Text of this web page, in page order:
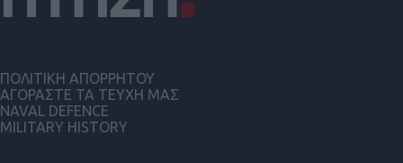
ΠΟΛΙΤΙΚΗ ΑΠΟΡΡΗΤΟΥ
ΑΓΟΡΑΣΤΕ ΤΑ ΤΕΥΧΗ ΜΑΣ
NAVAL DEFENCE
MILITARY HISTORY